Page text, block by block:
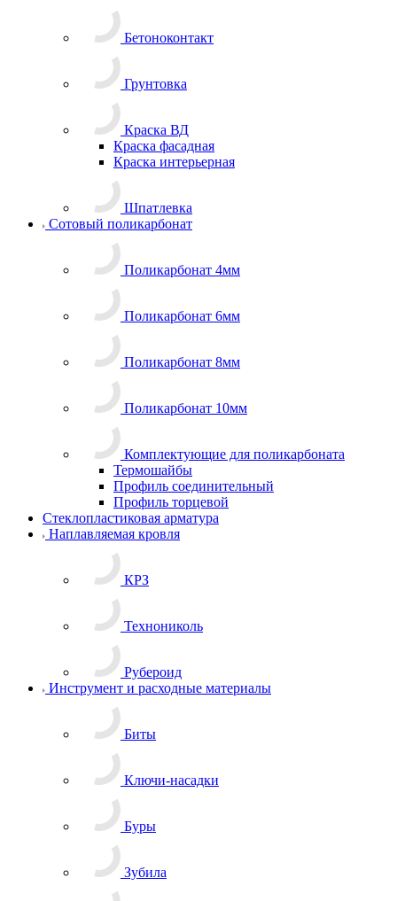
Бетоноконтакт
Грунтовка
Краска ВД
Краска фасадная
Краска интерьерная
Шпатлевка
Сотовый поликарбонат
Поликарбонат 4мм
Поликарбонат 6мм
Поликарбонат 8мм
Поликарбонат 10мм
Комплектующие для поликарбоната
Термошайбы
Профиль соединительный
Профиль торцевой
Стеклопластиковая арматура
Наплавляемая кровля
КРЗ
Технониколь
Рубероид
Инструмент и расходные материалы
Биты
Ключи-насадки
Буры
Зубила